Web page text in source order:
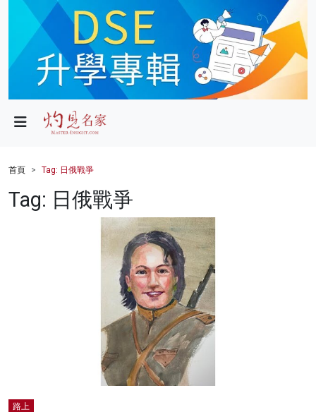
政局
財經
首頁 Tag: 日俄戰爭
Tag: 日俄戰爭
路上